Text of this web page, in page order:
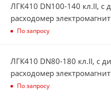
ЛГК410 DN100-140 кл.II, с
расходомер
По запросу
ЛГК410 DN80-180 кл.II, с
расходомер
По запросу